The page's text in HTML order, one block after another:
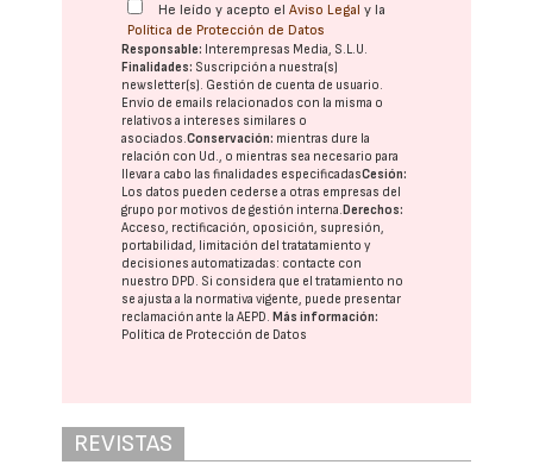
He leído y acepto elAviso Legal y la
Política de Protección de Datos
Responsable: Interempresas Media, S.L.U.
Finalidades: Suscripción a nuestra(s)
newsletter(s). Gestión de cuenta de usuario.
Envío de emails relacionados con la misma o
relativos a intereses similares o
asociados.Conservación: mientras dure la
relación con Ud., o mientras sea necesario para
llevar a cabo las finalidades especificadasCesión:
Los datos pueden cederse a otras empresas del
grupo por motivos de gestión interna. Derechos:
Acceso, rectificación, oposición, supresión,
portabilidad, limitación del tratatamiento y
decisiones automatizadas: contacte con
nuestro DPD. Si considera que el tratamiento no
se ajusta a la normativa vigente, puede presentar
reclamación ante laAEPD. Más información:
Política de Protección de Datos
REVISTAS